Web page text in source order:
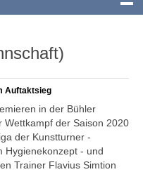
Auftaktsieg
in der Bühler
Wettkampf der Saison 2020
der Kunstturner -
Hygienekonzept - und
Trainer Flavius Simtion